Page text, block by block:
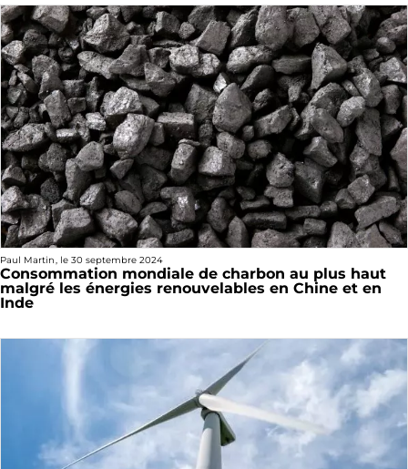
Paul Martin, le 30 septembre 2024
Consommation mondiale de charbon au plus haut
malgré les énergies renouvelables en Chine et en
Inde